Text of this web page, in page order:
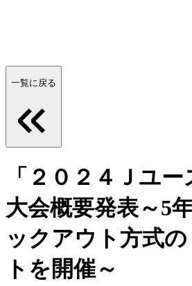
一覧に戻る
「２０２４Ｊユー
大会概要発表～5
ックアウト方式
トを開催～